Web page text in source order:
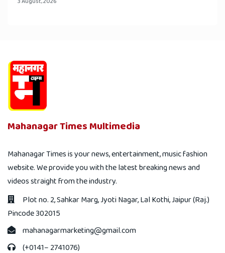
Mahanagar Times Multimedia
Mahanagar Times is your news, entertainment, music fashion
website. We provide you with the latest breaking news and
videos straight from the industry.
Plot no. 2, Sahkar Marg, Jyoti Nagar, Lal Kothi, Jaipur (Raj.)
Pincode 302015
mahanagarmarketing@gmail.com
(+0141– 2741076)